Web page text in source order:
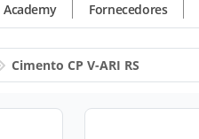
Academy Fornecedores
Cimento CP V-ARI RS